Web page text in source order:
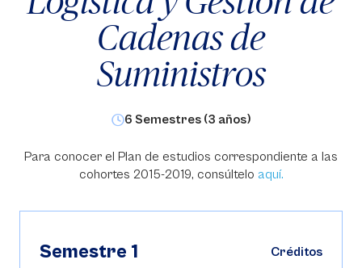
Cadenas de
Suministros
6 Semestres (3 años)
Para conocer el Plan de estudios correspondiente a las
cohortes 2015-2019, consúltelo aquí.
Semestre 1 Créditos